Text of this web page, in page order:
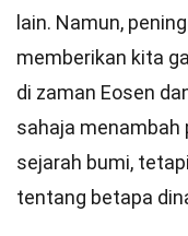
lain. Namun,
memberikan kita
di zaman Eosen
sahaja
sejarah bumi,
tentang betapa